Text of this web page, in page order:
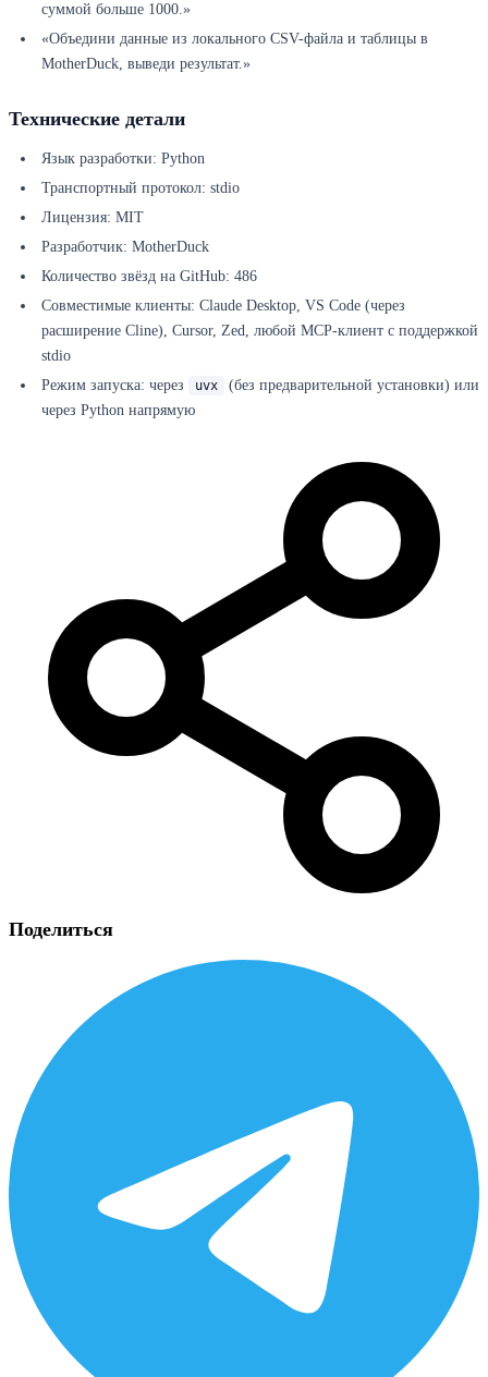
суммой больше 1000.»
«Объедини данные из локального CSV-файла и таблицы в
MotherDuck, выведи результат.»
Технические детали
Язык разработки: Python
Транспортный протокол: stdio
Лицензия: MIT
Разработчик: MotherDuck
Количество звёзд на GitHub: 486
Совместимые клиенты: Claude Desktop, VS Code (через
расширение Cline), Cursor, Zed, любой MCP-клиент с поддержкой
stdio
Режим запуска: через
uvx
(без предварительной установки) или
через Python напрямую
Поделиться